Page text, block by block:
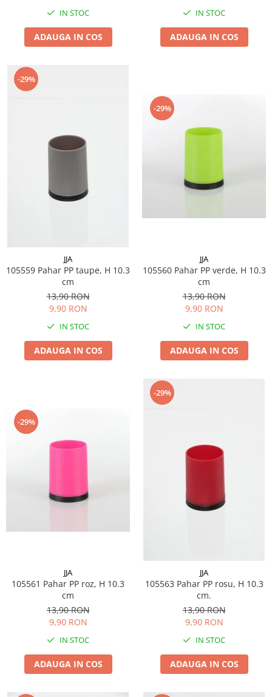
IN STOC
ADAUGA IN COS
IN STOC
ADAUGA IN COS
-29%
JJA
105559 Pahar PP taupe, H 10.3
cm
13,90 RON
9,90 RON
IN STOC
ADAUGA IN COS
-29%
JJA
105560 Pahar PP verde, H 10.3
cm
13,90 RON
9,90 RON
IN STOC
ADAUGA IN COS
-29%
JJA
105561 Pahar PP roz, H 10.3
cm
13,90 RON
9,90 RON
IN STOC
ADAUGA IN COS
-29%
JJA
105563 Pahar PP rosu, H 10.3
cm.
13,90 RON
9,90 RON
IN STOC
ADAUGA IN COS